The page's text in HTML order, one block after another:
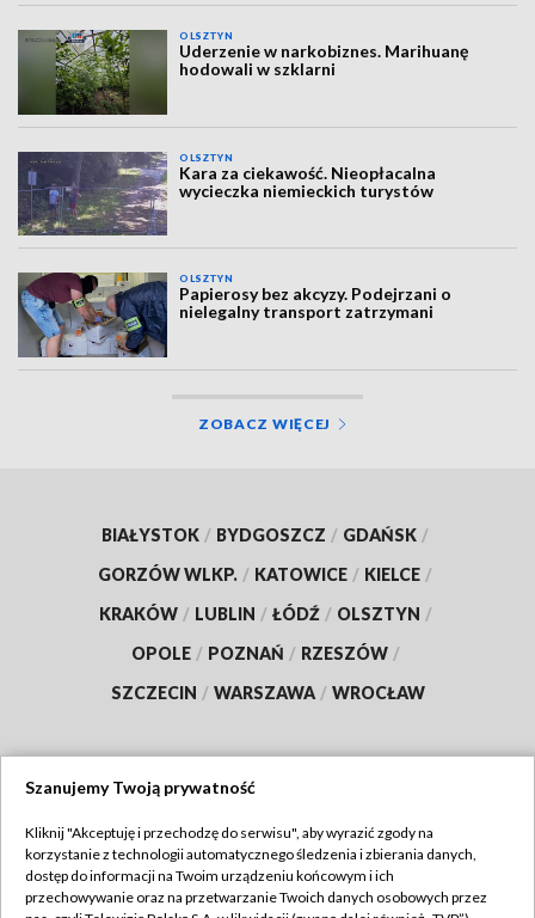
OLSZTYN
Uderzenie w narkobiznes. Marihuanę
hodowali w szklarni
OLSZTYN
Kara za ciekawość. Nieopłacalna
wycieczka niemieckich turystów
OLSZTYN
Papierosy bez akcyzy. Podejrzani o
nielegalny transport zatrzymani
ZOBACZ WIĘCEJ
BIAŁYSTOK / BYDGOSZCZ / GDAŃSK /
GORZÓW WLKP. / KATOWICE / KIELCE /
KRAKÓW / LUBLIN / ŁÓDŹ / OLSZTYN /
OPOLE / POZNAŃ / RZESZÓW /
SZCZECIN / WARSZAWA / WROCŁAW
TVP
Abonament TVP
Regulamin TVP
Szanujemy Twoją prywatność
Kliknij "Akceptuję i przechodzę do serwisu", aby wyrazić zgody na
korzystanie z technologii automatycznego śledzenia i zbierania danych,
dostęp do informacji na Twoim urządzeniu końcowym i ich
przechowywanie oraz na przetwarzanie Twoich danych osobowych przez